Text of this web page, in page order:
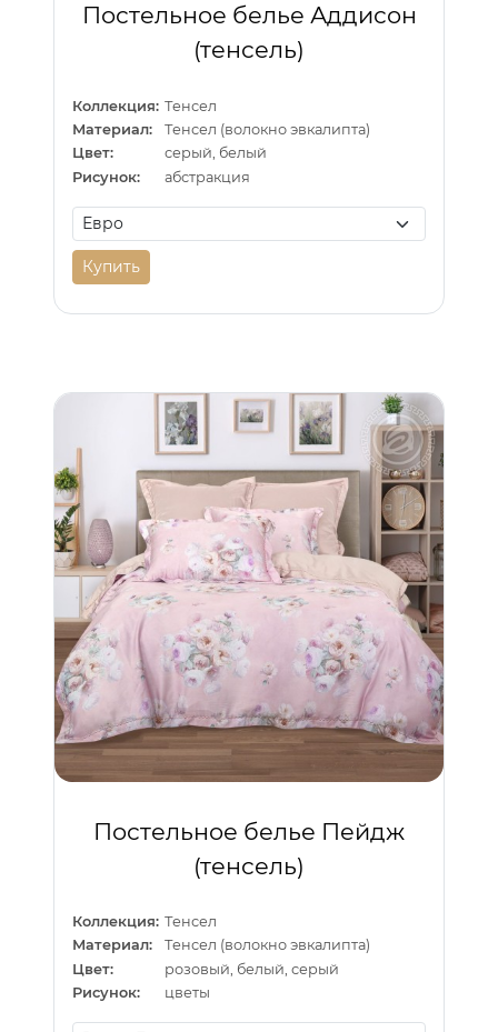
Постельное белье Аддисон
(тенсель)
Коллекция: Тенсел
Материал:
Тенсел (волокно эвкалипта)
Цвет:
серый, белый
Рисунок:
абстракция
Купить
Постельное белье Пейдж
(тенсель)
Коллекция: Тенсел
Материал:
Тенсел (волокно эвкалипта)
Цвет:
розовый, белый, серый
Рисунок:
цветы